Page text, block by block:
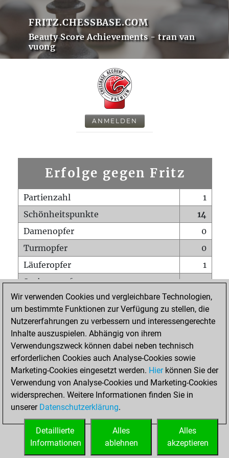
FRITZ.CHESSBASE.COM
Beauty Score Achievements - tran van
vuong
ANMELDEN
Erfolge gegen Fritz
Partienzahl
1
Schönheitspunkte
14
Damenopfer
0
Turmopfer
0
Läuferopfer
1
Springeropfer
0
Bauernopfer
3
Matt auf vollem Brett
0
Bauer setzt Matt
Erstickte Matts
Unterverwandlungen
0
Türme auf der siebten
0
STARTSEITE
Wir verwenden Cookies und vergleichbare Technologien,
um bestimmte Funktionen zur Verfügung zu stellen, die
Nutzererfahrungen zu verbessern und interessengerechte
Inhalte auszuspielen. Abhängig von ihrem
Verwendungszweck können dabei neben technisch
erforderlichen Cookies auch Analyse-Cookies sowie
Marketing-Cookies eingesetzt werden. Hierkönnen Sie der
Verwendung von Analyse-Cookies und Marketing-Cookies
widersprechen. Weitere Informationen finden Sie in
unserer Datenschutzerklärung.
Alles
akzeptieren
Alles
ablehnen
Detaillierte
Informationen